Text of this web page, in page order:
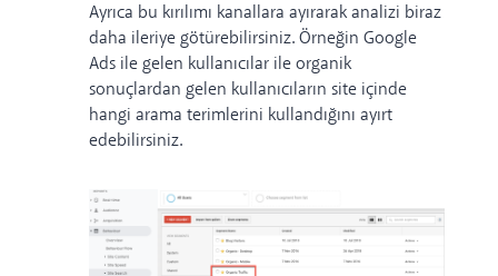
Ayrıca bu kırılımı kanallara ayırarak analizi biraz
daha ileriye götürebilirsiniz. Örneğin Google
Ads ile gelen kullanıcılar ile organik
sonuçlardan gelen kullanıcıların site içinde
hangi arama terimlerini kullandığını ayırt
edebilirsiniz.